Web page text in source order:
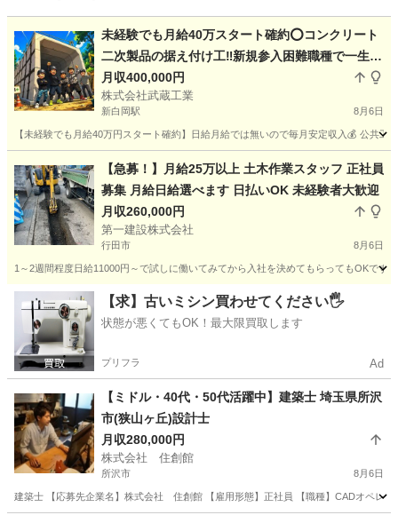
未経験でも月給40万スタート確約️⭕️コンクリート
二次製品の据え付け工‼️新規参入困難職種で一生困
らない技術を取得✨募集場所🏢埼玉県久喜市(本社)
🏮茨城県つくば市(倉庫)🍠
月収400,000円
株式会社武蔵工業
新白岡駅 8月6日
【未経験でも月給40万円スタート確約】日給月給では無いので毎月安定収入💰 公共
新白岡駅 大工 未経験
【急募！】月給25万以上 土木作業スタッフ 正社員
募集 月給日給選べます 日払いOK 未経験者大歓迎
月収260,000円
第一建設株式会社
行田市 8月6日
1～2週間程度日給11000円～で試しに働いてみてから入社を決めてもらってもOKで
埼玉 行田市 その他 業務
【求】古いミシン買わせてください🖐️
状態が悪くてもOK！最大限買取します
プリフラ Ad
【ミドル・40代・50代活躍中】建築士 埼玉県所沢
市(狭山ヶ丘)設計士
月収280,000円
株式会社 住創館
所沢市 8月6日
建築士 【応募先企業名】株式会社 住創館 【雇用形態】正社員 【職種】CADオペレ